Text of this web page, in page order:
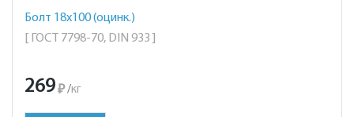
Болт 18х100 (оцинк.)
[ ГОСТ 7798-70, DIN 933 ]
269₽ /кг